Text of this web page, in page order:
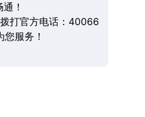
！
打官方电话：40066
服务！